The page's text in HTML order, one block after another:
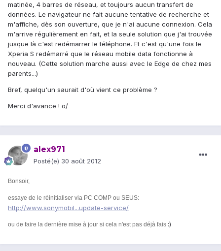
matinée, 4 barres de réseau, et toujours aucun transfert de
données. Le navigateur ne fait aucune tentative de recherche et
m'affiche, dès son ouverture, que je n'ai aucune connexion. Cela
m'arrive régulièrement en fait, et la seule solution que j'ai trouvée
jusque là c'est redémarrer le téléphone. Et c'est qu'une fois le
Xperia S redémarré que le réseau mobile data fonctionne à
nouveau. (Cette solution marche aussi avec le Edge de chez mes
parents...)
Bref, quelqu'un saurait d'où vient ce problème ?
Merci d'avance ! o/
alex971
Posté(e) 30 août 2012
Bonsoir,
essaye de le réinitialiser via PC COMP ou SEUS:
http://www.sonymobil...update-service/
ou de faire la dernière mise à jour si cela n'est pas déjà fais :)